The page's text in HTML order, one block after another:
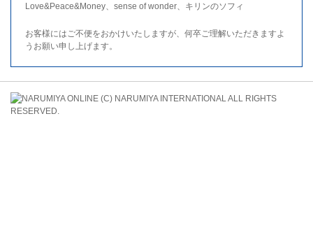
Love&Peace&Money、sense of wonder、キリンのソフィ
お客様にはご不便をおかけいたしますが、何卒ご理解いただきますよ
うお願い申し上げます。